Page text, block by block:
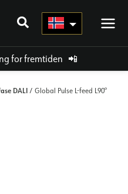
for fremtiden 📲
DALI / Global Pulse L-feed L90°